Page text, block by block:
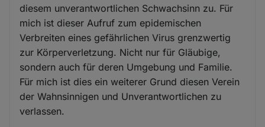
diesem unverantwortlichen Schwachsinn zu. Für
mich ist dieser Aufruf zum epidemischen
Verbreiten eines gefährlichen Virus grenzwertig
zur Körperverletzung. Nicht nur für Gläubige,
sondern auch für deren Umgebung und Familie.
Für mich ist dies ein weiterer Grund diesen Verein
der Wahnsinnigen und Unverantwortlichen zu
verlassen.